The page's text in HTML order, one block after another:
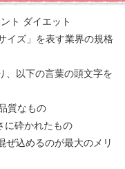
ト ダイエット
イズ」を表す業界の規格
、以下の言葉の頭文字を
質なもの
に砕かれたもの
ぜ込めるのが最大のメリ